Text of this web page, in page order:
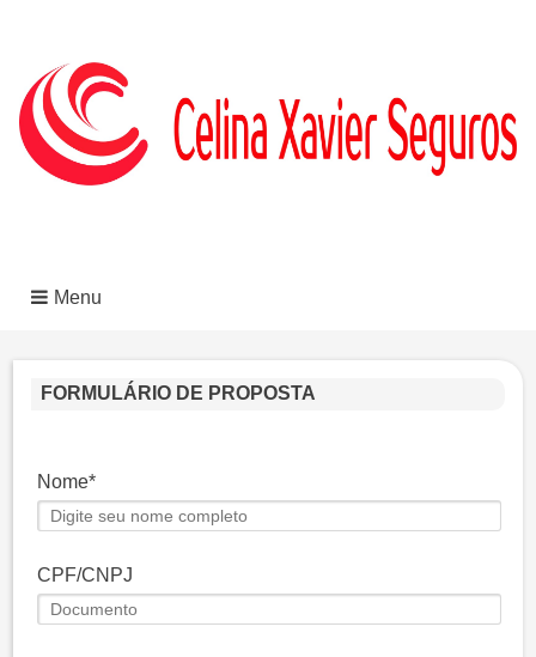
Menu
FORMULÁRIO DE PROPOSTA
Nome
CPF/CNPJ